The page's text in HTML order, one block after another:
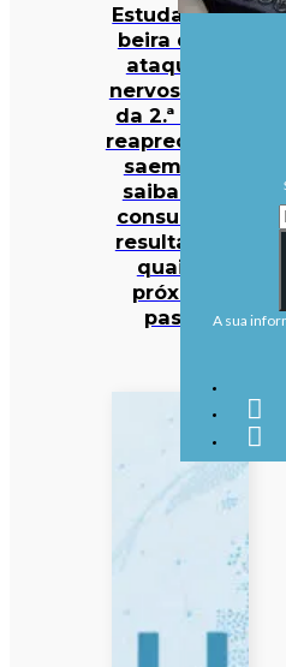
Estudantes à
beira de um
ataque de
nervos. Notas
da 2.ª fase e
reapreciações
saem hoje:
saiba onde
consultar os
resultados e
quais os
próximos
passosA sua